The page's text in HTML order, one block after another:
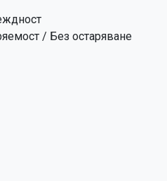
/ Без остаряване